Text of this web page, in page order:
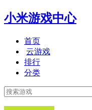
小米游戏中心
首页
云游戏
排行
分类